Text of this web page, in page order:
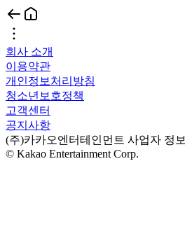
회사 소개
이용약관
개인정보처리방침
청소년보호정책
고객센터
공지사항
(주)카카오엔터테인먼트 사업자 정보
© Kakao Entertainment Corp.